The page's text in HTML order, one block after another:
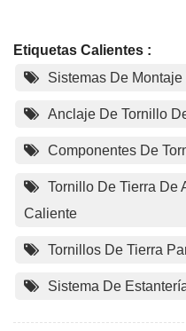
Etiquetas Calientes :
Sistemas De
Anclaje De Tornillo
Componentes De
Tornillo De Tierra De
Caliente
Tornillos De Tierra
Sistema De